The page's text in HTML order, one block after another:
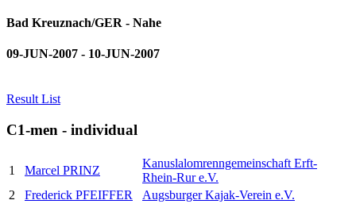
Bad Kreuznach/GER - Nahe
09-JUN-2007 - 10-JUN-2007
Result List
C1-men - individual
1 Marcel PRINZ
Kanuslalomrenngemeinschaft Erft-
Rhein-Rur e.V.
2
Frederick PFEIFFER
Augsburger Kajak-Verein e.V.